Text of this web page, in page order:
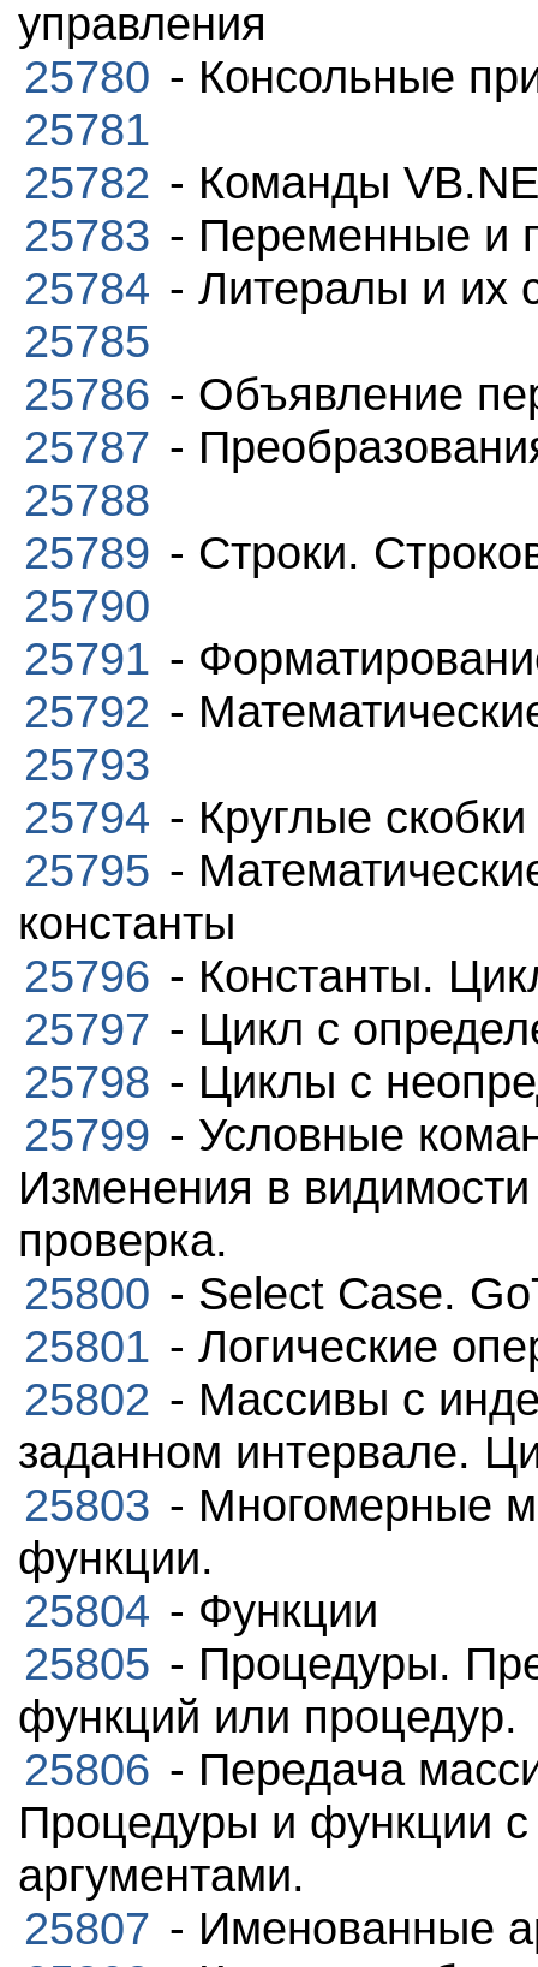
управления
25780 - Консольные
25781
25782 - Команды
25783 - Переменные и
25784 - Литералы и их
25785
25786 - Объявление
25787 -
25788
25789 - Строки.
25790
25791 -
25792 -
25793
25794 - Круглые
25795 -
константы
25796 - Константы.
25797 - Цикл с
25798 - Циклы с
25799 - Условные
Изменения в
проверка.
25800 - Select Case.
25801 - Логические
25802 - Массивы с
заданном интервале.
25803 - Многомерные
функции.
25804 - Функции
25805 - Процедуры.
функций или процедур.
25806 - Передача
Процедуры и функции
аргументами.
25807 - Именованные